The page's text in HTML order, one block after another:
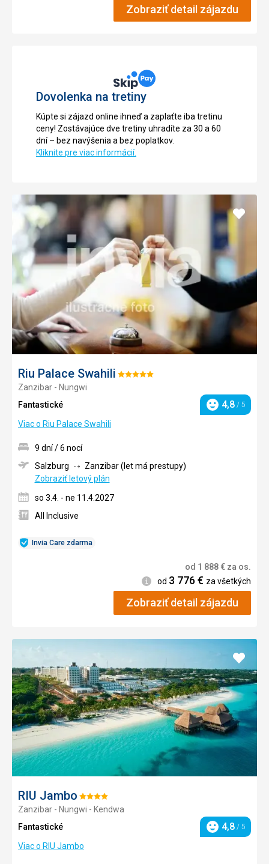
Zobraziť detail zájazdu
Dovolenka na tretiny
Kúpte si zájazd online ihneď a zaplaťte iba tretinu
ceny! Zostávajúce dve tretiny uhradíte za 30 a 60
dní – bez navýšenia a bez poplatkov.
Kliknite pre viac informácií.
Riu Palace Swahili Hodnotenie:
Zanzibar - Nungwi
Fantastické
Hodnotenie
4,8 / 5
Viac o Riu Palace Swahili
Pridať
Invia Care zdarma
9 dní / 6 nocí
Salzburg
Zanzibar (let má prestupy)
Zobraziť letový plán
so 3.4. - ne 11.4.2027
All Inclusive
od 1 888€ za os.
Informácie
od 3 776€ za všetkých
Zobraziť detail zájazdu
RIU Jambo Hodnotenie:
4/5
Zanzibar - Nungwi - Kendwa
Fantastické
Hodnotenie
4,8 / 5
Viac o RIU Jambo
Pridať